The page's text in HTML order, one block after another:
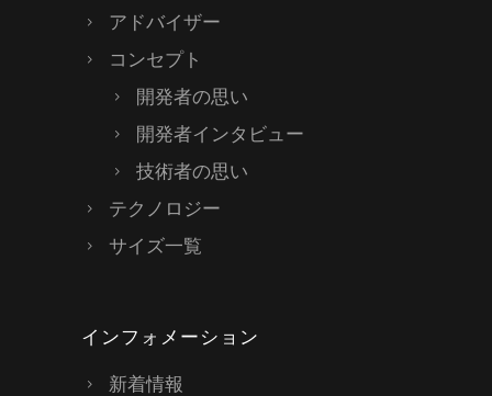
アドバイザー
コンセプト
開発者の思い
開発者インタビュー
技術者の思い
テクノロジー
サイズ一覧
インフォメーション
新着情報